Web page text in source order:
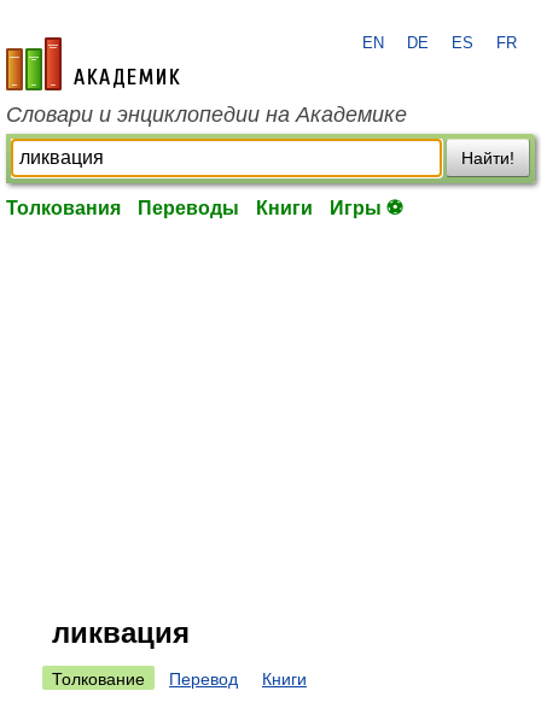
academic.ru
EN DE ES FR
Словари и энциклопедии на Академике
Найти!
Толкования Переводы Книги Игры ⚽
ликвация
Толкование Перевод Книги